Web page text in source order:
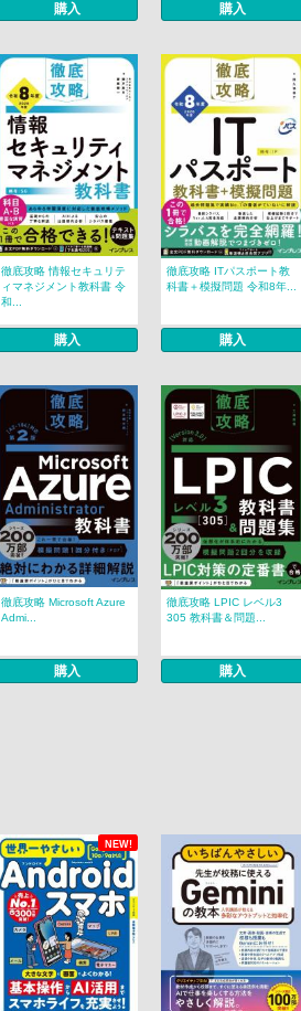
購入 購入
徹底攻略 情報セキュリテ
ィマネジメント教科書 令
和...
購入
徹底攻略 ITパスポート教
科書＋模擬問題 令和8年...
購入
徹底攻略 Microsoft Azure
Admi...
購入
徹底攻略 LPIC レベル3
305 教科書＆問題...
購入
NEW!